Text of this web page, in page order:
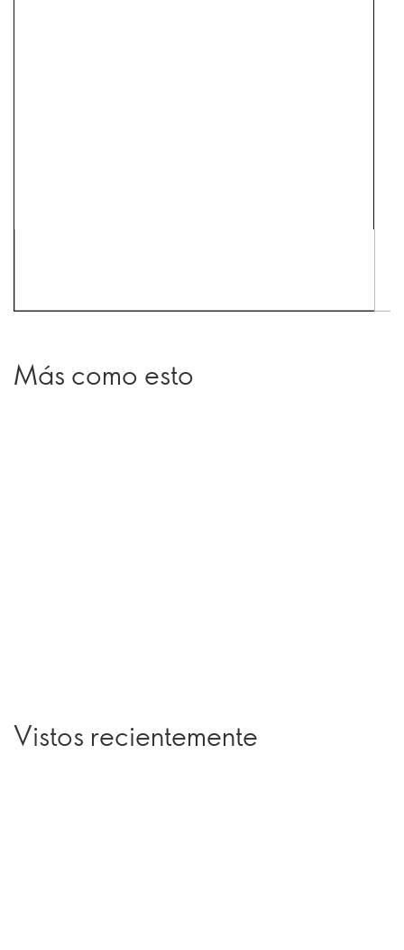
Más como esto
Vistos recientemente